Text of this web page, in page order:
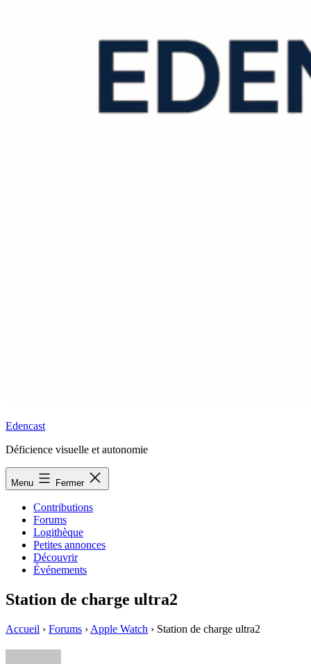
Edencast
Déficience visuelle et autonomie
Menu Fermer
Contributions
Forums
Logithèque
Petites annonces
Découvrir
Événements
Station de charge ultra2
Accueil › Forums › Apple Watch › Station de charge ultra2